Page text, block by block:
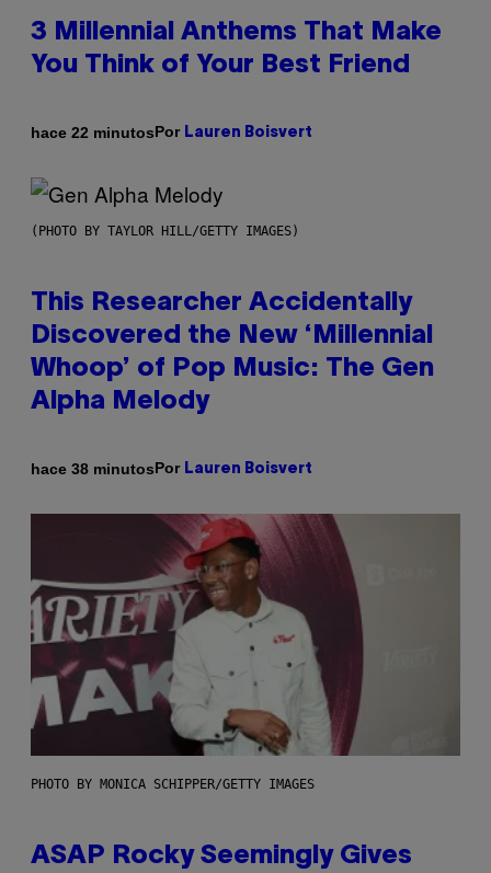
3 Millennial Anthems That Make
You Think of Your Best Friend
hace 22 minutosPor Lauren Boisvert
(PHOTO BY TAYLOR HILL/GETTY IMAGES)
This Researcher Accidentally
Discovered the New ‘Millennial
Whoop’ of Pop Music: The Gen
Alpha Melody
hace 38 minutosPor Lauren Boisvert
PHOTO BY MONICA SCHIPPER/GETTY IMAGES
ASAP Rocky Seemingly Gives